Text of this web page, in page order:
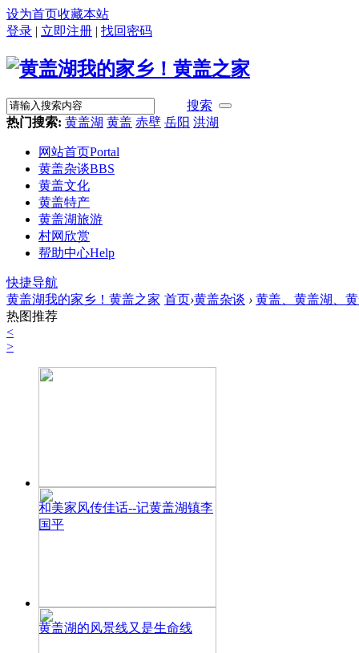
设为首页收藏本站
登录 | 立即注册 | 找回密码
搜索
热门搜索: 黄盖湖 黄盖 赤壁 岳阳 洪湖
网站首页Portal
黄盖杂谈BBS
黄盖文化
黄盖特产
黄盖湖旅游
村网欣赏
帮助中心Help
快捷导航
黄盖湖我的家乡！黄盖之家 首页›黄盖杂谈 › 黄盖、黄盖湖、
热图推荐
<
>
和美家风传佳话--记黄盖湖镇李
国平
黄盖湖的风景线又是生命线